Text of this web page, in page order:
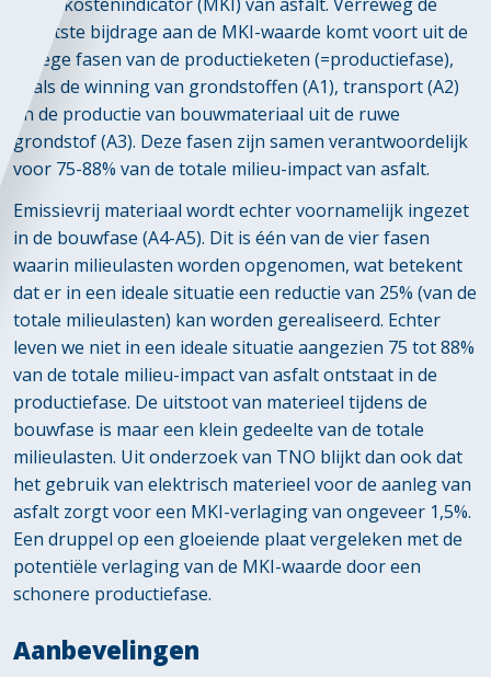
grootste bijdrage aan de MKI-waarde komt voort uit de
vroege fasen van de productieketen (=productiefase),
zoals de winning van grondstoffen (A1), transport (A2)
en de productie van bouwmateriaal uit de ruwe
grondstof (A3). Deze fasen zijn samen verantwoordelijk
voor 75-88% van de totale milieu-impact van asfalt.
Emissievrij materiaal wordt echter voornamelijk ingezet
in de bouwfase (A4-A5). Dit is één van de vier fasen
waarin milieulasten worden opgenomen, wat betekent
dat er in een ideale situatie een reductie van 25% (van de
totale milieulasten) kan worden gerealiseerd. Echter
leven we niet in een ideale situatie aangezien 75 tot 88%
van de totale milieu-impact van asfalt ontstaat in de
productiefase. De uitstoot van materieel tijdens de
bouwfase is maar een klein gedeelte van de totale
milieulasten. Uit onderzoek van TNO blijkt dan ook dat
het gebruik van elektrisch materieel voor de aanleg van
asfalt zorgt voor een MKI-verlaging van ongeveer 1,5%.
Een druppel op een gloeiende plaat vergeleken met de
potentiële verlaging van de MKI-waarde door een
schonere productiefase.
Aanbevelingen